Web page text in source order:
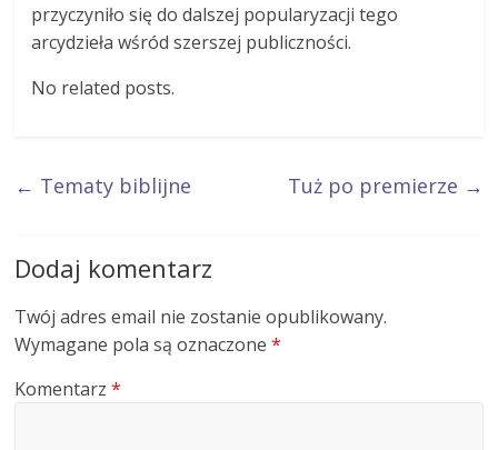
przyczyniło się do dalszej popularyzacji tego
arcydzieła wśród szerszej publiczności.
No related posts.
← Tematy biblijne Tuż po premierze →
Dodaj komentarz
Twój adres email nie zostanie opublikowany.
Wymagane pola są oznaczone*
Komentarz*